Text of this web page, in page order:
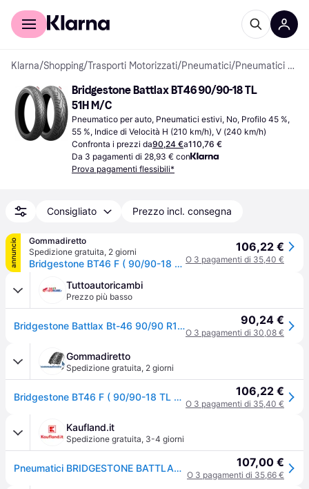
Per il tuo shopping
Klarna/Shopping/Trasporti Motorizzati/Pneumatici/ Pneumatici per auto
Bridgestone Battlax BT46 90/90-18 TL
51H M/C
Pneumatico per auto, Pneumatici estivi, No, Profilo 45 %,
55 %, Indice di Velocità H (210 km/h), V (240 km/h)
Confronta i prezzi da90,24 €a110,76 €
Da 3 pagamenti di 28,93 € con
Prova pagamenti flessibili*
Consigliato Prezzo incl. consegna
annuncio
Gommadiretto
Spedizione gratuita, 2 giorni
Bridgestone BT46 F ( 90/90-18 TL 51H M/C, ruota anteriore )
106,22 €
O 3 pagamenti di 35,40 €
Tuttoautoricambi
Prezzo più basso
Bridgestone Battlax Bt-46 90/90 R18 51H auto Pneumatici estivi Pneumatici 17391 90,24 €
O 3 pagamenti di 30,08 €
Gommadiretto
Spedizione gratuita, 2 giorni
Bridgestone BT46 F ( 90/90-18 TL 51H M/C, ruota anteriore ) 106,22 €
O 3 pagamenti di 35,40 €
Kaufland.it
Spedizione gratuita, 3-4 giorni
Pneumatici BRIDGESTONE BATTLAX BT46 FRONT 90/90-18 51H TL 107,00 €
O 3 pagamenti di 35,66 €